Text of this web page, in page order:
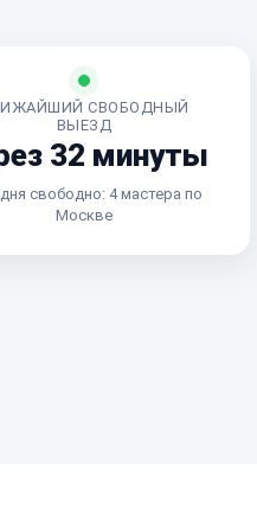
СВОБОДНЫЙ
ВЫЕЗД
32 минуты
свободно: 4 мастера по
Москве